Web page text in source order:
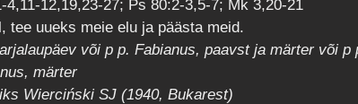
4,11-12,19,23-27; Ps 80:2-3,5-7; Mk 3,20-21
tee uueks meie elu ja päästa meid.
või p p. Fabianus, paavst ja märter või p
märter
Wierciński SJ (1940, Bukarest)